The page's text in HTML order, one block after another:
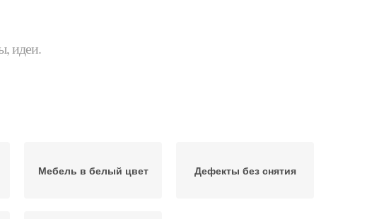
идеи.
Мебель в белый цвет Дефекты без снятия